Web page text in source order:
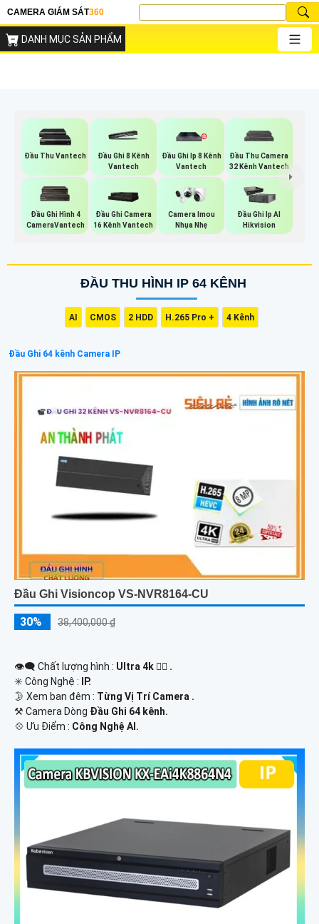
CAMERA GIÁM SÁT360
DANH MỤC SẢN PHẨM
Đầu Thu Vantech
Đầu Ghi 8 Kênh
Vantech
Đầu Ghi Ip 8 Kênh
Vantech
Đầu Thu Camera
32 Kênh Vantech
Đầu Ghi Hình 4
CameraVantech
Đầu Ghi Camera
16 Kênh Vantech
Camera Imou
Nhụa Nhẹ
Đầu Ghi Ip AI
Hikvision
ĐẦU THU HÌNH IP 64 KÊNH
AI CMOS 2 HDD H.265 Pro + 4 Kênh
Đầu Ghi 64 kênh Camera IP
Đầu Ghi Visioncop VS-NVR8164-CU
30% 38,400,000 ₫
👁️‍🗨 Chất lượng hình : Ultra 4k 👍🏾 .
✳️ Công Nghệ :
IP.
🌛 Xem ban đêm : Từng Vị Trí Camera .
⚒ Camera Dòng Đầu Ghi 64 kênh.
️💠 Ưu Điểm : Công Nghệ AI.